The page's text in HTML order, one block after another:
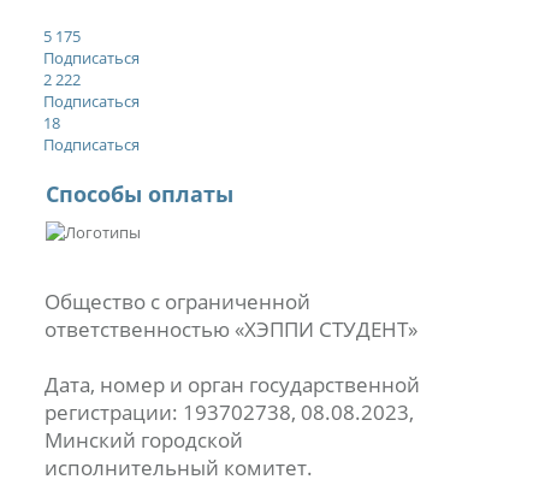
5 175
Подписаться
2 222
Подписаться
18
Подписаться
Способы оплаты
Общество с ограниченной
ответственностью «ХЭППИ СТУДЕНТ»
Дата, номер и орган государственной
регистрации: 193702738, 08.08.2023,
Минский городской
исполнительный комитет.